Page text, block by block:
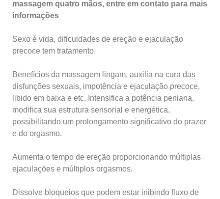
massagem quatro mãos, entre em contato para mais
informações
Sexo é vida, dificuldades de ereção e ejaculação
precoce tem tratamento.
Benefícios da massagem lingam, auxilia na cura das
disfunções sexuais, impotência e ejaculação precoce,
libido em baixa e etc. Intensifica a potência peniana,
modifica sua estrutura sensorial e energética,
possibilitando um prolongamento significativo do prazer
e do orgasmo.
Aumenta o tempo de ereção proporcionando múltiplas
ejaculações e múltiplos orgasmos.
Dissolve bloqueios que podem estar inibindo fluxo de